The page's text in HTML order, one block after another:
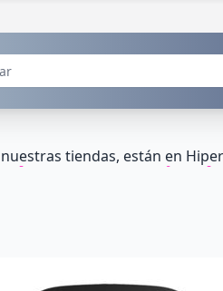
Todas nuestras tiendas